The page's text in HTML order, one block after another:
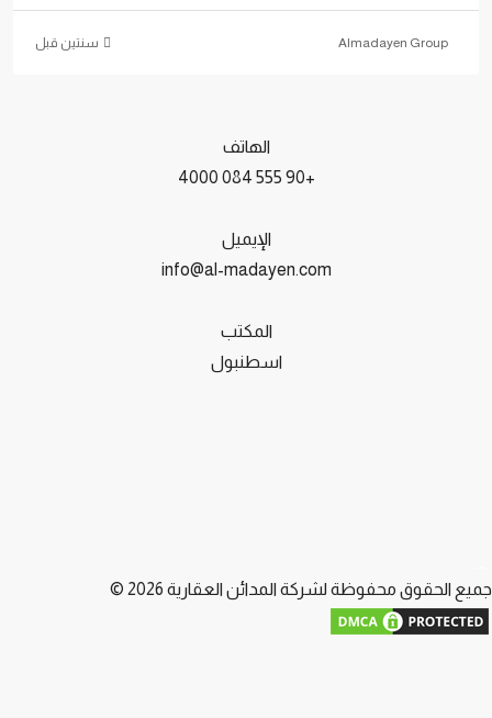
Almadayen Group ‏سنتين قبل
الهاتف
الإيميل
info@al-madayen.com
المكتب
اسطنبول
الحقوق محفوظة لشركة المدائن العقارية 2026 ©